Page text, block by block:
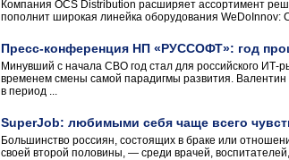
Компания OCS Distribution расширяет ассортимент
пополнит широкая линейка оборудования
Пресс-конференция НП «РУССОФТ»: год
Минувший с начала СВО год стал для российского
временем смены самой парадигмы развития.
в период ...
SuperJob: любимыми себя чаще всего
Большинство россиян, состоящих в браке или
своей второй половины, — среди врачей,